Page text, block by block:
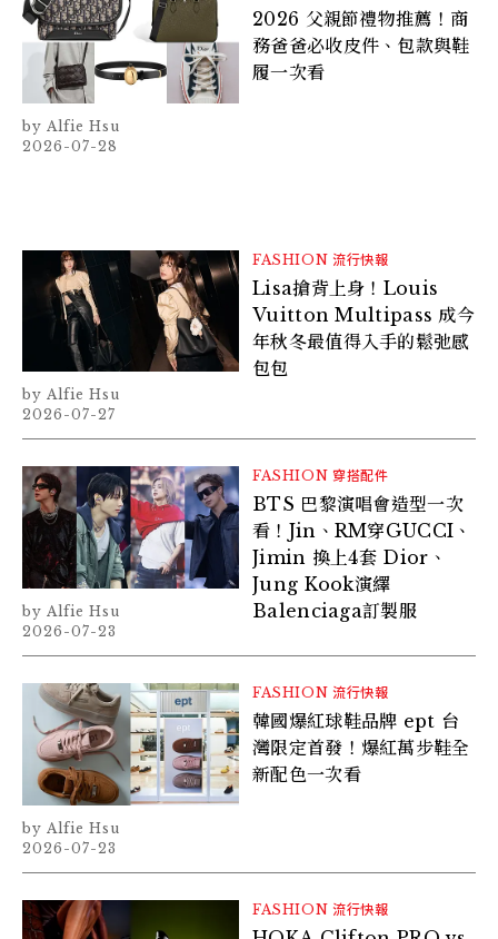
2026 父親節禮物推薦！商
務爸爸必收皮件、包款與鞋
履一次看
Alfie Hsu
2026-07-28
FASHION 流行快報
Lisa搶背上身！Louis
Vuitton Multipass 成今
年秋冬最值得入手的鬆弛感
包包
Alfie Hsu
2026-07-27
FASHION 穿搭配件
BTS 巴黎演唱會造型一次
看！Jin、RM穿GUCCI、
Jimin 換上4套 Dior、
Jung Kook演繹
Balenciaga訂製服
Alfie Hsu
2026-07-23
FASHION 流行快報
韓國爆紅球鞋品牌 ept 台
灣限定首發！爆紅萬步鞋全
新配色一次看
Alfie Hsu
2026-07-23
FASHION 流行快報